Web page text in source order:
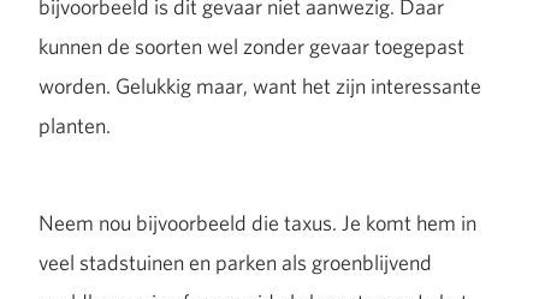
bijvoorbeeld is dit gevaar niet aanwezig. Daar
kunnen de soorten wel zonder gevaar toegepast
worden. Gelukkig maar, want het zijn interessante
planten.
Neem nou bijvoorbeeld die taxus. Je komt hem in
veel stadstuinen en parken als groenblijvend